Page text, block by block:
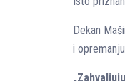
Dekan
i